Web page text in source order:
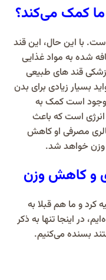
ما کمک می‌کند؟
با این‌ حال، این قند
شده به مواد غذایی
قند های طبیعی
بسیار زیادی برای بدن
موجود است کمک به
است که باعث
مصرفی او کاهش
وزن خواهد شد.
کرد و ما هم قبلا به
در اینجا تنها به ذکر
بسنده می‌کنیم.